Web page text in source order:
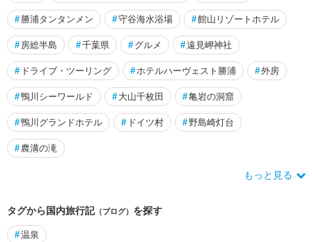
# 勝浦タンタンメン #守谷海水浴場 #館山リゾートホテル
# 房総半島 #千葉県 # グルメ #遠見岬神社
# ドライブ・ツーリング #ホテルハーヴェスト勝浦 #外房
#鴨川シーワールド # 大山千枚田 #亀岩の洞窟
#鴨川グランドホテル # ドイツ村 #野島崎灯台
# 農溝の滝
もっと見る
タグから国内旅行記（ブログ） を探す
#温泉